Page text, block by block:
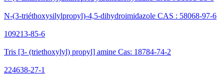
N-(3-triéthoxysilylpropyl)-4,5-dihydroimidazole CAS : 58068-97-6
109213-85-6
Tris [3- (triethoxylyl) propyl] amine Cas: 18784-74-2
224638-27-1